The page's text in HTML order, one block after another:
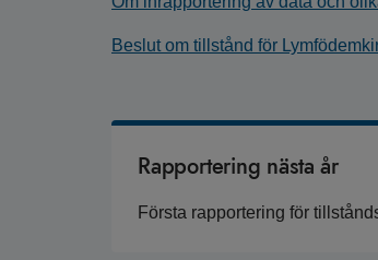
Beslut om tillstånd för
Rapportering nästa år
Första rapportering för